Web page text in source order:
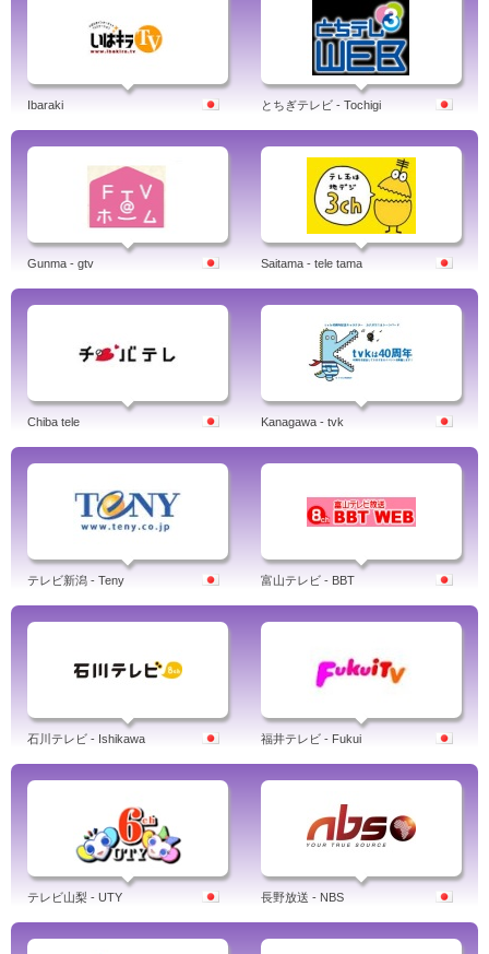
Ibaraki とちぎテレビ - Tochigi
Gunma - gtv Saitama - tele tama
Chiba tele Kanagawa - tvk
テレビ新潟 - Teny 富山テレビ - BBT
石川テレビ - Ishikawa 福井テレビ - Fukui
テレビ山梨 - UTY 長野放送 - NBS